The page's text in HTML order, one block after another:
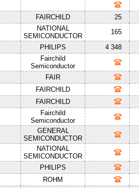
FAIRCHILD
25
NATIONAL
SEMICONDUCTOR
165
PHILIPS
4 348
Fairchild
Semiconductor
FAIR
FAIRCHILD
FAIRCHILD
Fairchild
Semiconductor
GENERAL
SEMICONDUCTOR
NATIONAL
SEMICONDUCTOR
PHILIPS
ROHM